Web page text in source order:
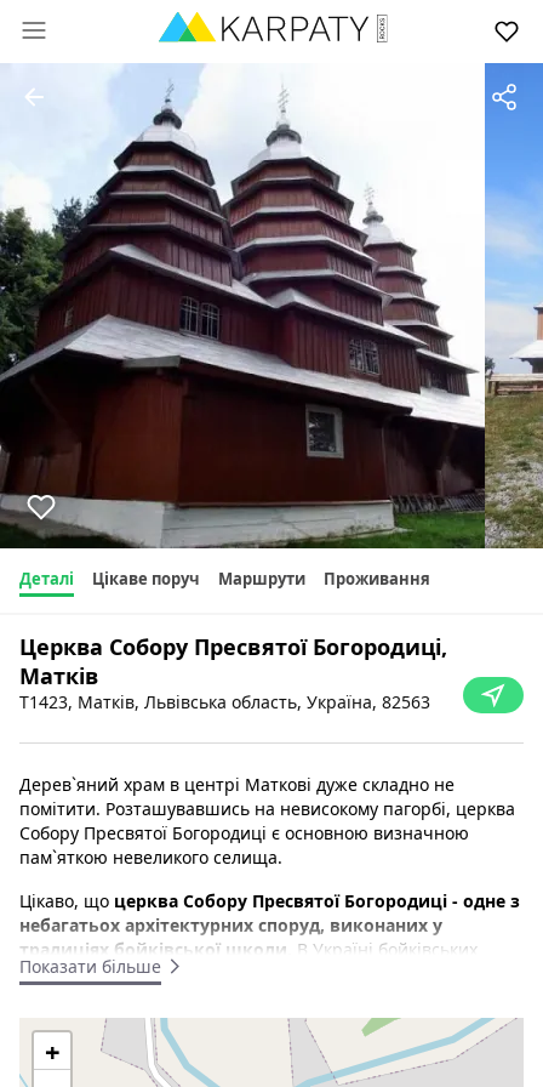
Деталі Цікаве поруч Маршрути Проживання
Церква Собору Пресвятої Богородиці,
Матків
Т1423, Матків, Львівська область, Україна, 82563
Дерев`яний храм в центрі Маткові дуже складно не
помітити. Розташувавшись на невисокому пагорбі, церква
Собору Пресвятої Богородиці є основною визначною
пам`яткою невеликого селища.
Цікаво, що церква Собору Пресвятої Богородиці - одне з
небагатьох архітектурних споруд, виконаних у
традиціях бойківської школи. В Україні бойківських
храмів залишилося небагато: 2 - в Івано-Франківській та 5 -
Храм Пресвятої Богородиці був побудований в 1838 році.
Показати більше
+